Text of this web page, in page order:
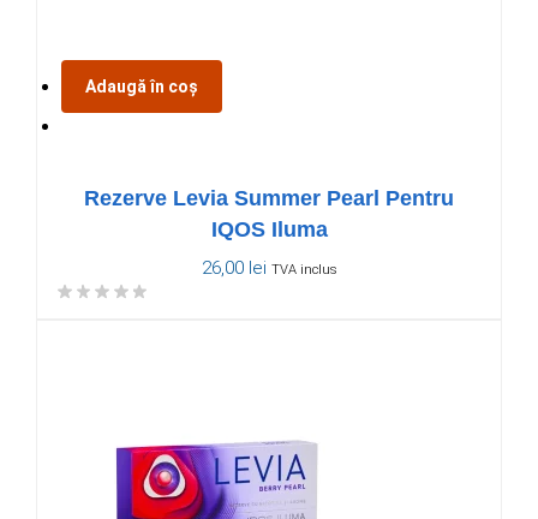
Adaugă în coș
Rezerve Levia Summer Pearl Pentru
IQOS Iluma
26,00 lei TVA inclus